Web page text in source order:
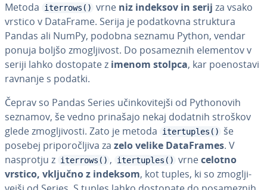
Metoda
iterrows() vrne niz indeksov in serij za vsako
vrstico v DataFrame. Serija je po­dat­kov­na struktura
Pandas ali NumPy, podobna seznamu Python, vendar
ponuja boljšo zmo­glji­vost. Do po­sa­me­znih elementov v
seriji lahko dostopate z imenom stolpca, kar po­e­no­sta­vi
ravnanje s podatki.
Čeprav so Pandas Series učin­ko­vi­tej­ši od Pytho­no­vih
seznamov, še vedno prinašajo nekaj dodatnih stroškov
glede zmo­glji­vo­sti. Zato je metoda
itertuples() še
posebej pri­po­ro­člji­va za zelo velike Da­ta­Fra­mes. V
nasprotju z iterrows() , itertuples() vrnecelotno
vrstico, vključno z indeksom, kot tuples, ki so zmo­glji­